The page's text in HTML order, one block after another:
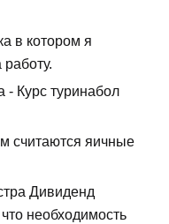
в котором я
- Курс туринабол
считаются яичные
Дивиденд
необходимость